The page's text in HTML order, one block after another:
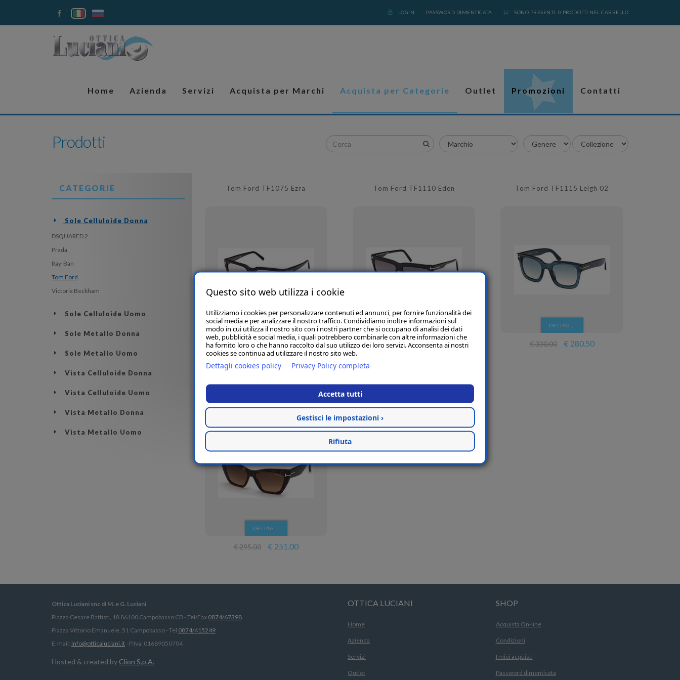
LOGIN PASSWORD DIMENTICATA SONO PRESENTI 0 PRODOTTI NEL CARRELLO
Home Azienda Servizi Acquista per Marchi Acquista per Categorie Outlet Promozioni Contatti
Prodotti
Tom Ford TF1075 Ezra
DETTAGLI
€ 325.00 € 276.50
Tom Ford TF1110 Eden
DETTAGLI
€ 295.00 € 251.00
Tom Ford TF1115 Leigh 02
DETTAGLI
€ 330.00 € 280.50
DETTAGLI
€ 295.00 € 251.00
CATEGORIE
Sole Celluloide Donna
DSQUARED 2
Prada
Ray-Ban
Tom Ford
Victoria Beckham
Sole Celluloide Uomo
Sole Metallo Donna
Sole Metallo Uomo
Vista Celluloide Donna
Vista Celluloide Uomo
Vista Metallo Donna
Vista Metallo Uomo
Ottica Luciani snc di M. e G. Luciani
Piazza Cesare Battisti, 18 86100 Campobasso CB - Tel/Fax 0874/67398
Piazza Vittorio Emanuele, 51 Campobasso - Tel 0874/415249
E-mail: info@otticaluciani.it - P.Iva: 01689050704
Hosted & created by Clion S.p.A.
OTTICA LUCIANI
Home
Azienda
Servizi
Outlet
SHOP
Acquista On-line
Condizioni
I miei acquisti
Password dimenticata
Questo sito web utilizza i cookie
Utilizziamo i cookies per personalizzare contenuti ed annunci, per fornire funzionalità dei
social media e per analizzare il nostro traffico. Condividiamo inoltre informazioni sul
modo in cui utilizza il nostro sito con i nostri partner che si occupano di analisi dei dati
web, pubblicità e social media, i quali potrebbero combinarle con altre informazioni che
ha fornito loro o che hanno raccolto dal suo utilizzo dei loro servizi. Acconsenta ai nostri
cookies se continua ad utilizzare il nostro sito web.
Dettagli cookies policy Privacy Policy completa
Accetta tutti
Gestisci le impostazioni ›
Rifiuta